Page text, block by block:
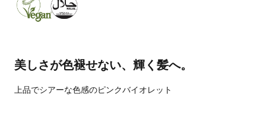
美しさが色褪せない、輝く髪へ。
上品でシアーな色感のピンクバイオレット